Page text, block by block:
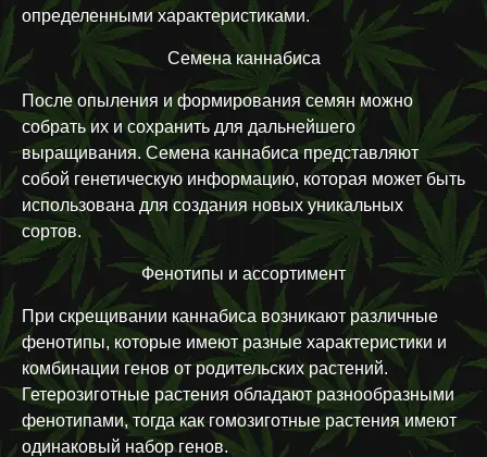
определенными характеристиками.
Семена каннабиса
После опыления и формирования семян можно
собрать их и сохранить для дальнейшего
выращивания. Семена каннабиса представляют
собой генетическую информацию, которая может быть
использована для создания новых уникальных
сортов.
Фенотипы и ассортимент
При скрещивании каннабиса возникают различные
фенотипы, которые имеют разные характеристики и
комбинации генов от родительских растений.
Гетерозиготные растения обладают разнообразными
фенотипами, тогда как гомозиготные растения имеют
одинаковый набор генов.